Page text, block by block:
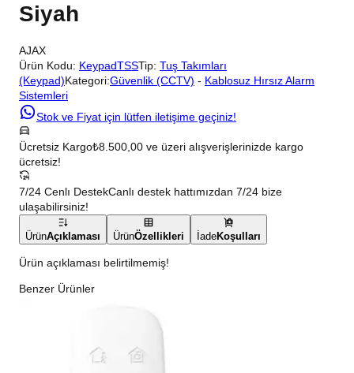
Siyah
AJAX
Ürün Kodu: KeypadTSSTip: Tuş Takımları
(Keypad)Kategori:Güvenlik (CCTV) - Kablosuz Hırsız Alarm
Sistemleri
Stok ve Fiyat için lütfen iletişime geçiniz!
Ücretsiz Kargo₺8.500,00 ve üzeri alışverişlerinizde kargo
ücretsiz!
7/24 Cenlı DestekCanlı destek hattımızdan 7/24 bize
ulaşabilirsiniz!
ÜrünAçıklaması ÜrünÖzellikleri İadeKoşulları
Ürün açıklaması belirtilmemiş!
Benzer Ürünler